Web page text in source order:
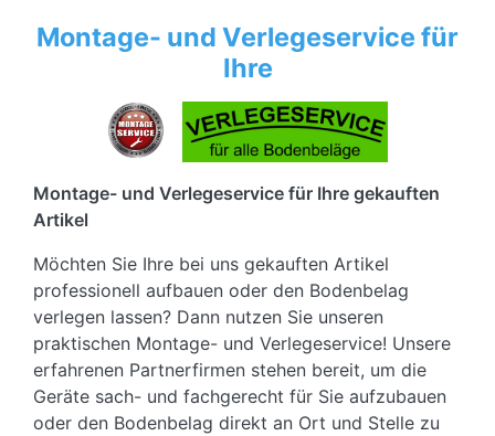
Montage- und Verlegeservice für
Ihre
Montage- und Verlegeservice für Ihre gekauften
Artikel
Möchten Sie Ihre bei uns gekauften Artikel
professionell aufbauen oder den Bodenbelag
verlegen lassen? Dann nutzen Sie unseren
praktischen Montage- und Verlegeservice! Unsere
erfahrenen Partnerfirmen stehen bereit, um die
Geräte sach- und fachgerecht für Sie aufzubauen
oder den Bodenbelag direkt an Ort und Stelle zu